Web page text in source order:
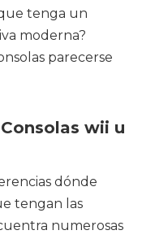
tenga un
moderna?
parecerse
wii u
dónde
tengan las
numerosas